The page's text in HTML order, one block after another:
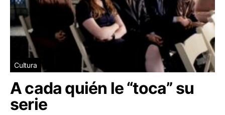
Cultura
A cada quién le “toca” su
serie